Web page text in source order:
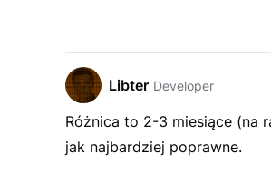
Libter Developer
Różnica to 2-3 miesiące (na
jak najbardziej poprawne.